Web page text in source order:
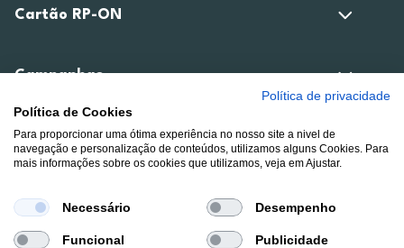
Cartão RP-ON
Campanhas
Compra Online
Área de Cliente
Política de privacidade
Política de Cookies
Para proporcionar uma ótima experiência no nosso site a nivel de
navegação e personalização de conteúdos, utilizamos alguns Cookies. Para
mais informações sobre os cookies que utilizamos, veja em Ajustar.
Necessário Desempenho
Funcional Publicidade